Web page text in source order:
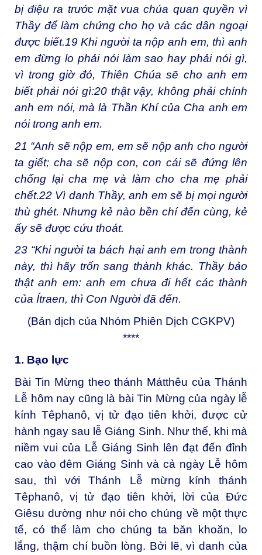
bị điệu ra trước mặt vua chúa quan quyền vì
Thầy để làm chứng cho họ và các dân ngoại
được biết.19Khi người ta nộp anh em, thì anh
em đừng lo phải nói làm sao hay phải nói gì,
vì trong giờ đó, Thiên Chúa sẽ cho anh em
biết phải nói gì:20thật vậy, không phải chính
anh em nói, mà là Thần Khí của Cha anh em
nói trong anh em.
21 “Anh sẽ nộp em, em sẽ nộp anh cho người
ta giết; cha sẽ nộp con, con cái sẽ đứng lên
chống lại cha mẹ và làm cho cha mẹ phải
chết.22 Vì danh Thầy, anh em sẽ bị mọi người
thù ghét. Nhưng kẻ nào bền chí đến cùng, kẻ
ấy sẽ được cứu thoát.
23 “Khi người ta bách hại anh em trong thành
này, thì hãy trốn sang thành khác. Thầy bảo
thật anh em: anh em chưa đi hết các thành
của Ítraen, thì Con Người đã đến.
(Bản dịch của Nhóm Phiên Dịch CGKPV)
****
1. Bạo lực
Bài Tin Mừng theo thánh Mátthêu của Thánh
Lễ hôm nay cũng là bài Tin Mừng của ngày lễ
kính Têphanô, vị tử đạo tiên khởi, được cử
hành ngay sau lễ Giáng Sinh. Như thế, khi mà
niềm vui của Lễ Giáng Sinh lên đạt đến đỉnh
cao vào đêm Giáng Sinh và cả ngày Lễ hôm
sau, thì với Thánh Lễ mừng kính thánh
Têphanô, vị tử đạo tiên khởi, lời của Đức
Giêsu dường như nói cho chúng về một thực
tế, có thể làm cho chúng ta băn khoăn, lo
lắng, thậm chí buồn lòng. Bởi lẽ, vì danh của